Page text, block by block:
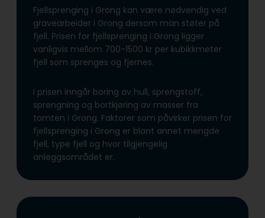
Fjellsprenging i Grong kan være nødvendig ved
gravearbeider i Grong dersom man støter på
fjell. Prisen for fjellsprenging i Grong ligger
vanligvis mellom 700-1500 kr per kubikkmeter
fjell som sprenges og fjernes.
I prisen inngår boring av hull, sprengstoff,
sprengning og bortkjøring av masser fra
tomten i Grong. Faktorer som påvirker prisen for
fjellsprenging i Grong er blant annet mengde
fjell, type fjell og hvor tilgjengelig
anleggsområdet er.